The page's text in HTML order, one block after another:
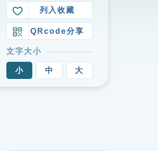
列入收藏
QRcode分享
文字大小
小 中 大